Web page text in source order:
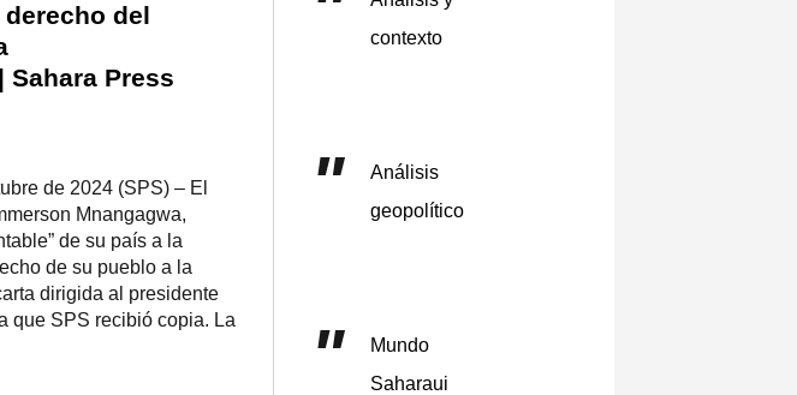
del
Press
de 2024 (SPS) – El
Mnangagwa,
de su país a la
de su pueblo a la
dirigida al presidente
que SPS recibió copia. La
contexto
Análisis
geopolítico
Mundo
Saharaui